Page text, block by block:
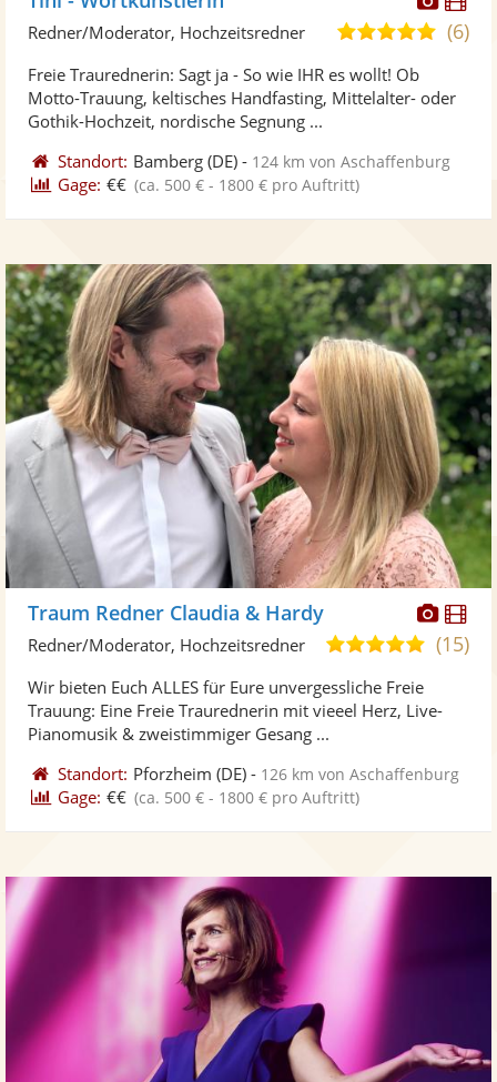
5,0
5
(6)
Redner/Moderator, Hochzeitsredner
Freie Traurednerin: Sagt ja - So wie IHR es wollt! Ob
Motto-Trauung, keltisches Handfasting, Mittelalter- oder
Gothik-Hochzeit, nordische Segnung ...
Standort: Bamberg (DE) - 124 km von Aschaffenburg
Gage: €€ (ca. 500 € - 1800 € pro Auftritt)
Traum Redner Claudia & Hardy
5,0(15)
Redner/Moderator, Hochzeitsredner
Wir bieten Euch ALLES für Eure unvergessliche Freie
Trauung: Eine Freie Traurednerin mit vieeel Herz, Live-
Pianomusik & zweistimmiger Gesang ...
Standort: Pforzheim (DE) - 126 km von Aschaffenburg
Gage: €€ (ca. 500 € - 1800 € pro Auftritt)